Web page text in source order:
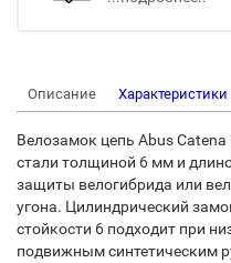
Описание Характеристики
Велозамок цепь Abus
стали толщиной 6 мм и
защиты велогибрида или
угона. Цилиндрический
стойкости 6 подходит при
подвижным синтетическим